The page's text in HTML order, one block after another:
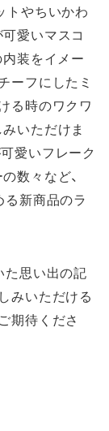
トやちいかわ
愛いマスコ
内装をイメー
ーフにしたミ
る時のワクワ
いただけま
愛いフレーク
数々など、
る新商品のラ
た思い出の記
みいただける
期待くださ